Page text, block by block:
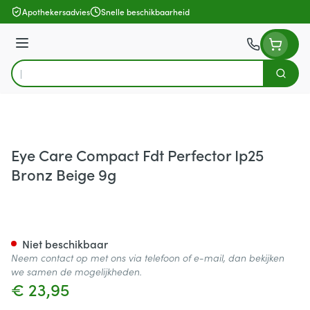
Ga naar de inhoud
Apothekersadvies Snelle beschikbaarheid
Menu
Product, merk, categorie...
Zoek
Eye Care Compact Fdt Perfector Ip25
Bronz Beige 9g
€ 23,95
Niet beschikbaar
Neem contact op met ons via telefoon of e-mail, dan bekijken
we samen de mogelijkheden.